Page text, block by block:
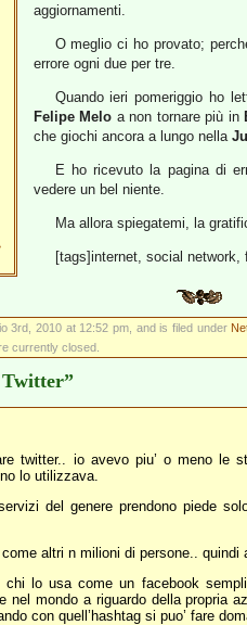
aggiornamenti.
O meglio ci ho provato;
errore ogni due per tre.
Quando ieri pomeriggio ho
Felipe Melo a non tornare più in
che giochi ancora a lungo nella
E ho ricevuto la pagina di
vedere un bel niente.
Ma allora spiegatemi, la
[tags]internet, social
3rd, 2010 at 12:52 pm, and is filed under
currently closed.
Twitter”
twitter.. io avevo piu’ o meno le
lo utilizzava.
del genere prendono piede
altri n milioni di persone..
chi lo usa come un facebook
nel mondo a riguardo della propria
con quell’hashtag si puo’ fare